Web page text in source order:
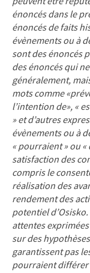
énoncés dans le
énoncés de faits
évènements ou à
sont des énoncés
des énoncés qui
généralement,
mots comme
l’intention de», «
» et d’autres
évènements ou à
« pourraient » ou
satisfaction des
compris le
réalisation des
rendement des
potentiel d’Osisko.
attentes
sur des
garantissent pas
pourraient différer